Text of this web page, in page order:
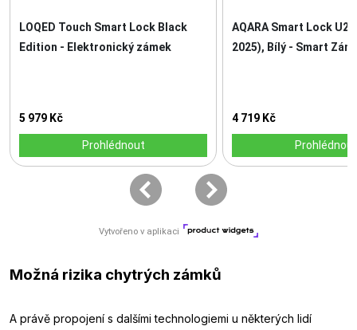
Možná rizika chytrých zámků
A právě propojení s dalšími technologiemi u některých lidí